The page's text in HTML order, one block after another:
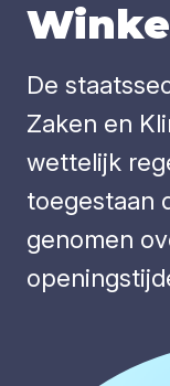
De
Zaken en
wettelijk
toegestaan
genomen